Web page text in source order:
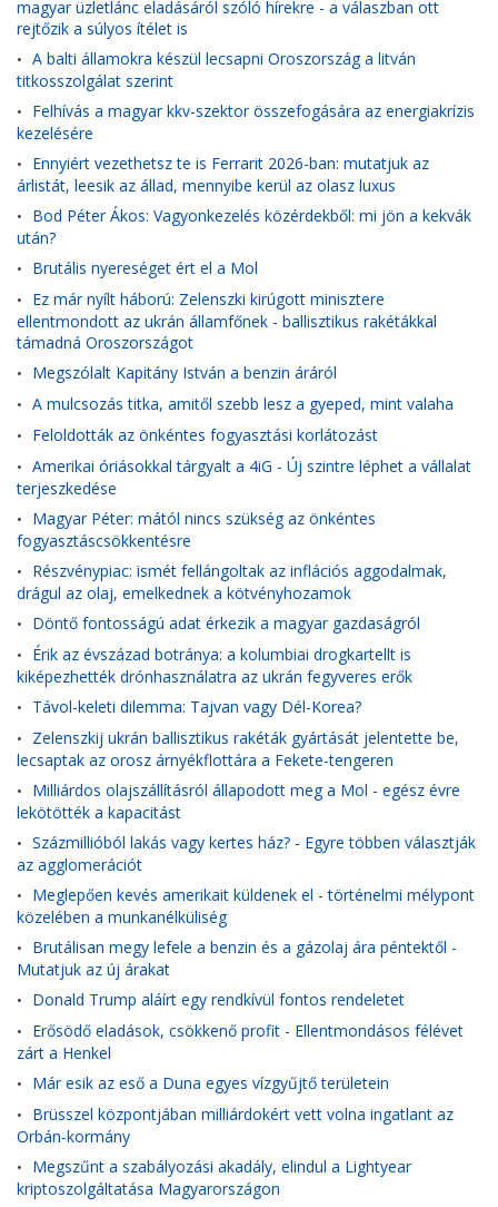
magyar üzletlánc eladásáról szóló hírekre - a válaszban ott
rejtőzik a súlyos ítélet is
• A balti államokra készül lecsapni Oroszország a litván
titkosszolgálat szerint
• Felhívás a magyar kkv-szektor összefogására az energiakrízis
kezelésére
• Ennyiért vezethetsz te is Ferrarit 2026-ban: mutatjuk az
árlistát, leesik az állad, mennyibe kerül az olasz luxus
• Bod Péter Ákos: Vagyonkezelés közérdekből: mi jön a kekvák
után?
• Brutális nyereséget ért el a Mol
• Ez már nyílt háború: Zelenszki kirúgott minisztere
ellentmondott az ukrán államfőnek - ballisztikus rakétákkal
támadná Oroszországot
• Megszólalt Kapitány István a benzin áráról
• A mulcsozás titka, amitől szebb lesz a gyeped, mint valaha
• Feloldották az önkéntes fogyasztási korlátozást
• Amerikai óriásokkal tárgyalt a 4iG - Új szintre léphet a vállalat
terjeszkedése
• Magyar Péter: mától nincs szükség az önkéntes
fogyasztáscsökkentésre
• Részvénypiac: ismét fellángoltak az inflációs aggodalmak,
drágul az olaj, emelkednek a kötvényhozamok
• Döntő fontosságú adat érkezik a magyar gazdaságról
• Érik az évszázad botránya: a kolumbiai drogkartellt is
kiképezhették drónhasználatra az ukrán fegyveres erők
• Távol-keleti dilemma: Tajvan vagy Dél-Korea?
• Zelenszkij ukrán ballisztikus rakéták gyártását jelentette be,
lecsaptak az orosz árnyékflottára a Fekete-tengeren
• Milliárdos olajszállításról állapodott meg a Mol - egész évre
lekötötték a kapacitást
• Százmillióból lakás vagy kertes ház? - Egyre többen választják
az agglomerációt
• Meglepően kevés amerikait küldenek el - történelmi mélypont
közelében a munkanélküliség
• Brutálisan megy lefele a benzin és a gázolaj ára péntektől -
Mutatjuk az új árakat
• Donald Trump aláírt egy rendkívül fontos rendeletet
• Erősödő eladások, csökkenő profit - Ellentmondásos félévet
zárt a Henkel
• Már esik az eső a Duna egyes vízgyűjtő területein
• Brüsszel központjában milliárdokért vett volna ingatlant az
Orbán-kormány
• Megszűnt a szabályozási akadály, elindul a Lightyear
kriptoszolgáltatása Magyarországon